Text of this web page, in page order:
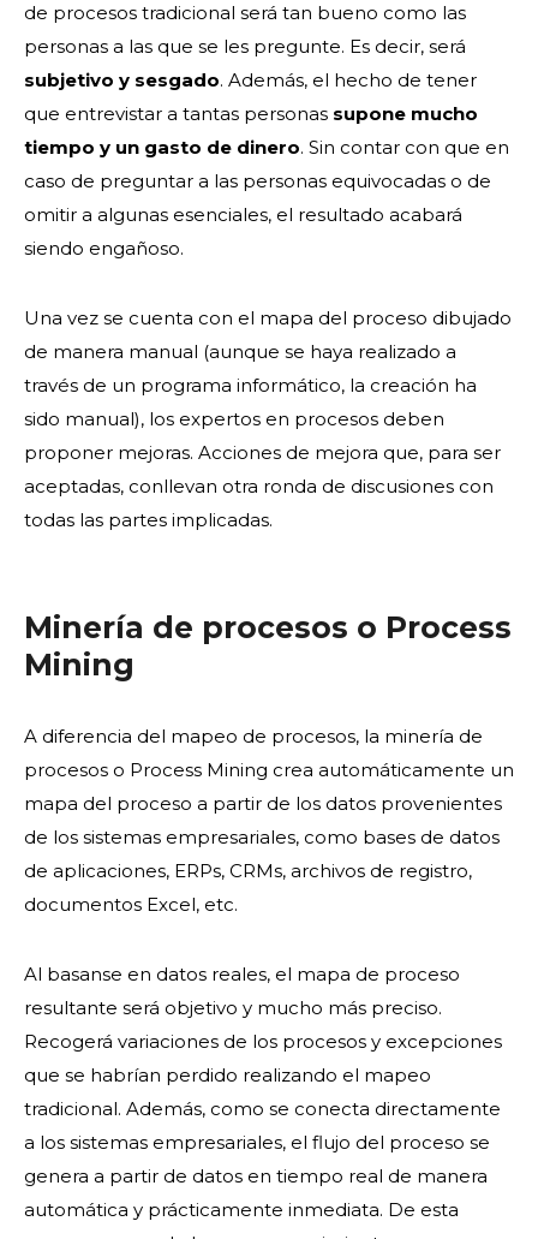
de procesos tradicional será tan bueno como las
personas a las que se les pregunte. Es decir, será
subjetivo y sesgado. Además, el hecho de tener
que entrevistar a tantas personas supone mucho
tiempo y un gasto de dinero. Sin contar con que en
caso de preguntar a las personas equivocadas o de
omitir a algunas esenciales, el resultado acabará
siendo engañoso.
Una vez se cuenta con el mapa del proceso dibujado
de manera manual (aunque se haya realizado a
través de un programa informático, la creación ha
sido manual), los expertos en procesos deben
proponer mejoras. Acciones de mejora que, para ser
aceptadas, conllevan otra ronda de discusiones con
todas las partes implicadas.
Minería de procesos o Process
Mining
A diferencia del mapeo de procesos, la minería de
procesos o Process Mining crea automáticamente un
mapa del proceso a partir de los datos provenientes
de los sistemas empresariales, como bases de datos
de aplicaciones, ERPs, CRMs, archivos de registro,
documentos Excel, etc.
Al basanse en datos reales, el mapa de proceso
resultante será objetivo y mucho más preciso.
Recogerá variaciones de los procesos y excepciones
que se habrían perdido realizando el mapeo
tradicional. Además, como se conecta directamente
a los sistemas empresariales, el flujo del proceso se
genera a partir de datos en tiempo real de manera
automática y prácticamente inmediata. De esta